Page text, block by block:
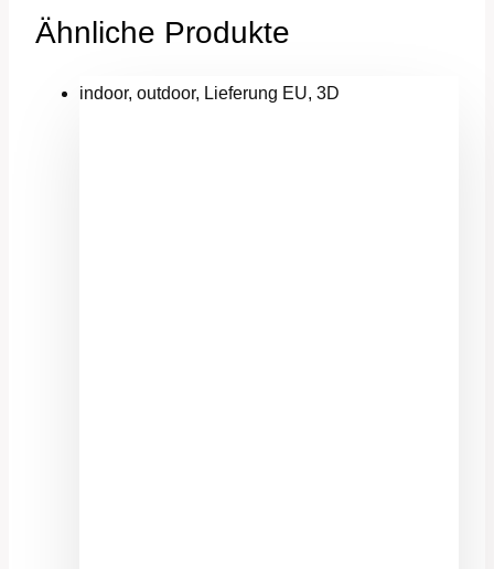
Ähnliche Produkte
indoor, outdoor, Lieferung EU, 3D